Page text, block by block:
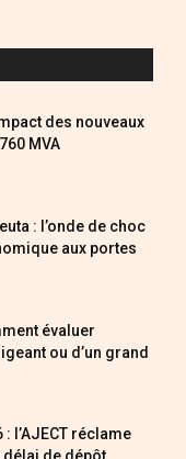
des nouveaux
MVA
: l’onde de choc
aux portes
évaluer
ou d’un grand
l’AJECT réclame